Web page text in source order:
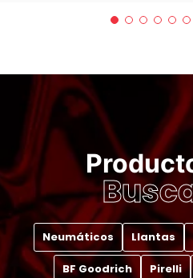
Neumáticos Llantas
BF Goodrich Pirelli